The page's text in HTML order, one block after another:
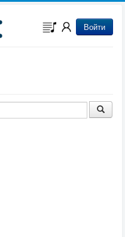
Войти
Музыка из сериалов